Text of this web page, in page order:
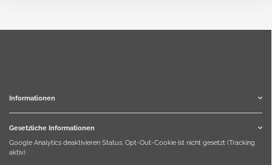
Informationen
Gesetzliche Informationen
Google Analytics deaktivieren Status: Opt-Out-Cookie ist nicht gesetzt (Tracking
aktiv)